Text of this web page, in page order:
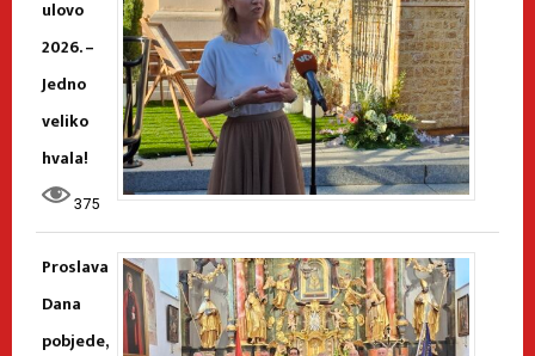
ulovo
2026. –
Jedno
veliko
hvala!
375
Proslava
Dana
pobjede,